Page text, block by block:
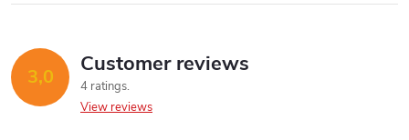
3,0 Customer reviews
4 ratings
View reviews